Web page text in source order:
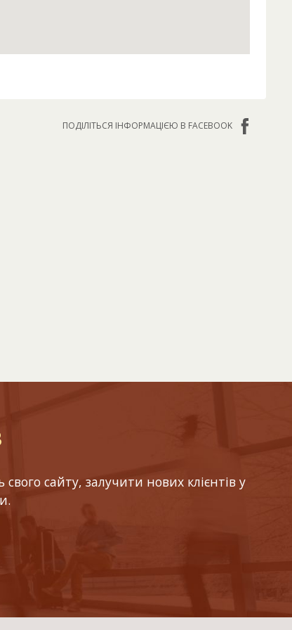
ПОДІЛІТЬСЯ ІНФОРМАЦІЄЮ В FACEBOOK
сайту, залучити нових клієнтів у